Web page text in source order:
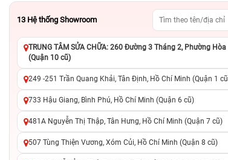
iPhone 14 Pro 512GB Cũ chính
hãng
14.090.000đ
17.990.000đ
chuyển đổi, 0 gọi người thân
chính hãng
13.990.000đ
chuyển đổi, 0 gọi người
13 Hệ thống Showroom
TRUNG TÂM SỬA CHỮA: 260 Đường 3 Tháng 2, Phường Hòa
(Quận 10 cũ)
249 -251 Trần Quang Khải, Tân Định, Hồ Chí Minh (Quận 1
733 Hậu Giang, Bình Phú, Hồ Chí Minh (Quận 6 cũ)
481A Nguyễn Thị Thập, Tân Hưng, Hồ Chí Minh (Quận 7 cũ)
507 Tùng Thiện Vương, Xóm Củi, Hồ Chí Minh (Quận 8 cũ)